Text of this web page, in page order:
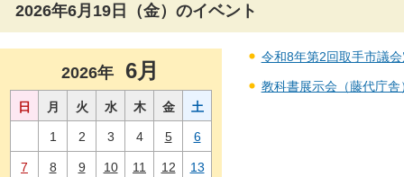
2026年6月19日（金）のイベント
2026年 6月
日 月 火 水 木 金 土
1 2 3 4 5 6
7 8 9 10 11 12 13
令和8年第2回取手市議
教科書展示会（藤代庁